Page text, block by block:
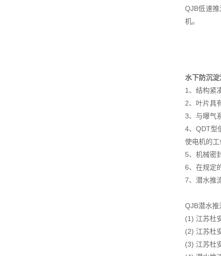
QJB低速
机。
水下防沉
1、结构紧
2、叶片具
3、与曝气
4、QDT型
使电机的
5、机械密
6、在规定
7、潜水推
QJB潜水
(1) 江苏杜
(2) 江苏杜
(3) 江苏杜